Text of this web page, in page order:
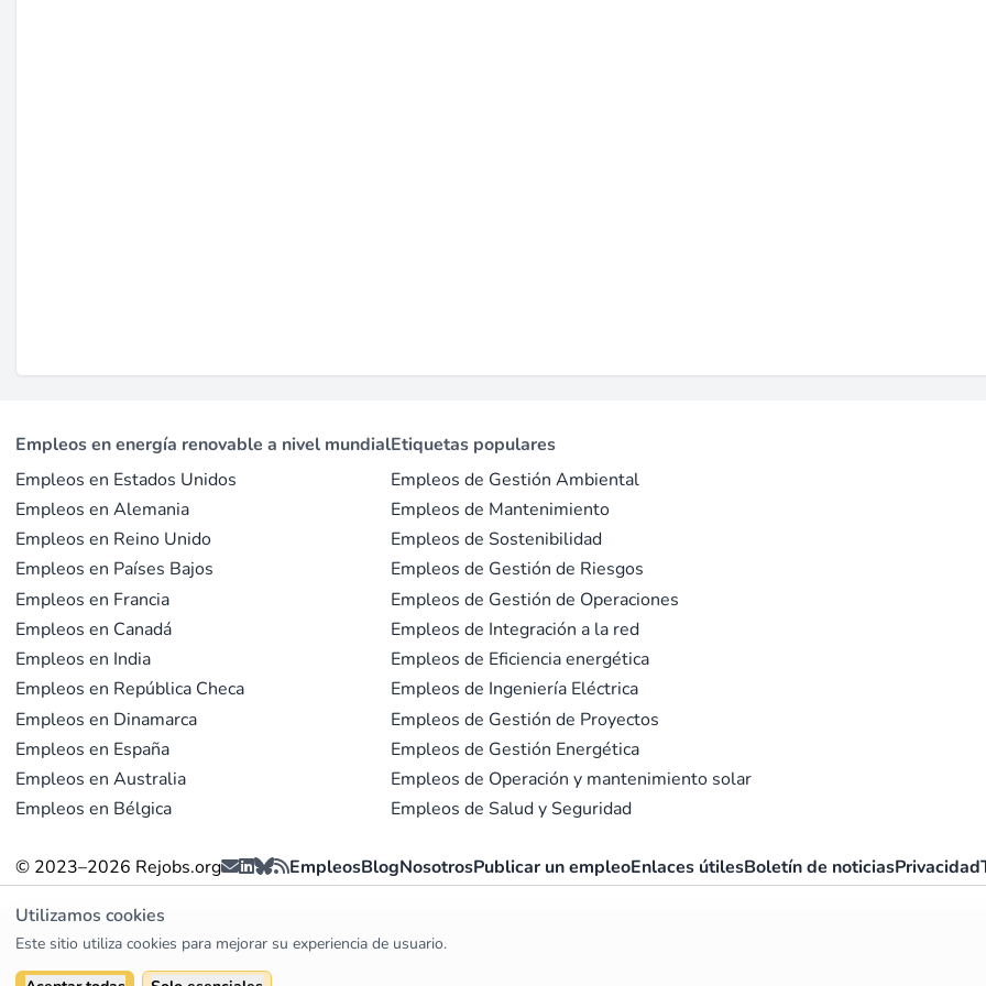
Empleos en energía renovable a nivel mundial
Empleos en Estados Unidos
Empleos en Alemania
Empleos en Reino Unido
Empleos en Países Bajos
Empleos en Francia
Empleos en Canadá
Empleos en India
Empleos en República Checa
Empleos en Dinamarca
Empleos en España
Empleos en Australia
Empleos en Bélgica
Etiquetas populares
Empleos de Gestión Ambiental
Empleos de Mantenimiento
Empleos de Sostenibilidad
Empleos de Gestión de Riesgos
Empleos de Gestión de Operaciones
Empleos de Integración a la red
Empleos de Eficiencia energética
Empleos de Ingeniería Eléctrica
Empleos de Gestión de Proyectos
Empleos de Gestión Energética
Empleos de Operación y mantenimiento solar
Empleos de Salud y Seguridad
© 2023–2026 Rejobs.org EmpleosBlogNosotrosPublicar un empleoEnlaces útilesBoletín de noticiasPrivacidad
Utilizamos cookies
Este sitio utiliza cookies para mejorar su experiencia de usuario.